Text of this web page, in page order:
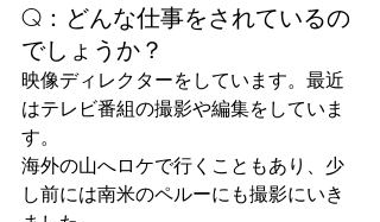
Q：どんな仕事をされているの
でしょうか？
映像ディレクターをしています。最近
はテレビ番組の撮影や編集をしていま
す。
海外の山へロケで行くこともあり、少
し前には南米のペルーにも撮影にいき